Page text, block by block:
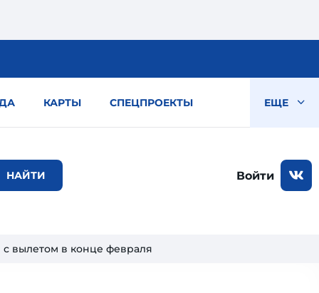
КАРТЫ СПЕЦПРОЕКТЫ ЕЩЕ
Войти
вылетом в конце февраля